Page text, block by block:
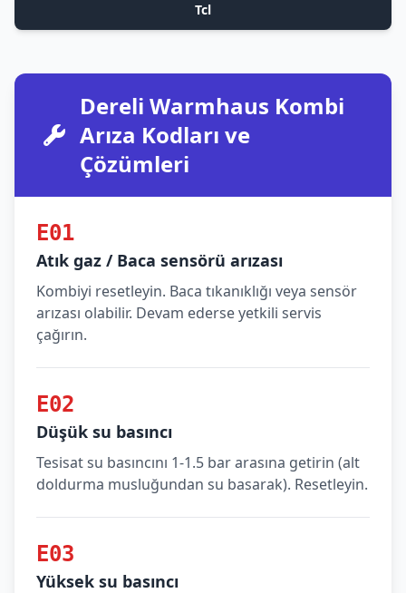
Tcl
Dereli Warmhaus Kombi
Arıza Kodları ve
Çözümleri
E01
Atık gaz / Baca sensörü arızası
Kombiyi resetleyin. Baca tıkanıklığı veya sensör
arızası olabilir. Devam ederse yetkili servis
çağırın.
E02
Düşük su basıncı
Tesisat su basıncını 1-1.5 bar arasına getirin (alt
doldurma musluğundan su basarak). Resetleyin.
E03
Yüksek su basıncı